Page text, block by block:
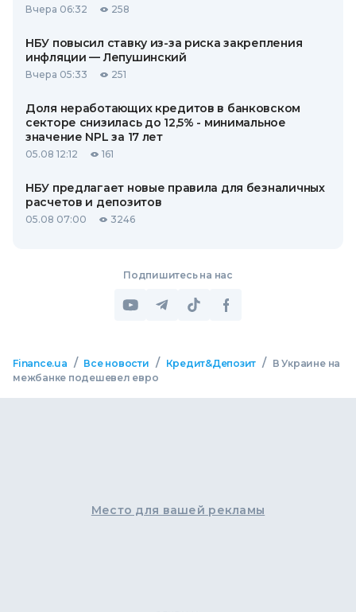
Вчера 06:32 258
НБУ повысил ставку из-за риска закрепления
инфляции — Лепушинский
Вчера 05:33 251
Доля неработающих кредитов в банковском
секторе снизилась до 12,5% - минимальное
значение NPL за 17 лет
05.08 12:12 161
НБУ предлагает новые правила для безналичных
расчетов и депозитов
05.08 07:00 3246
Подпишитесь на нас
Finance.ua / Все новости / Кредит&Депозит /
В Украине на
межбанке подешевел евро
Место для вашей рекламы